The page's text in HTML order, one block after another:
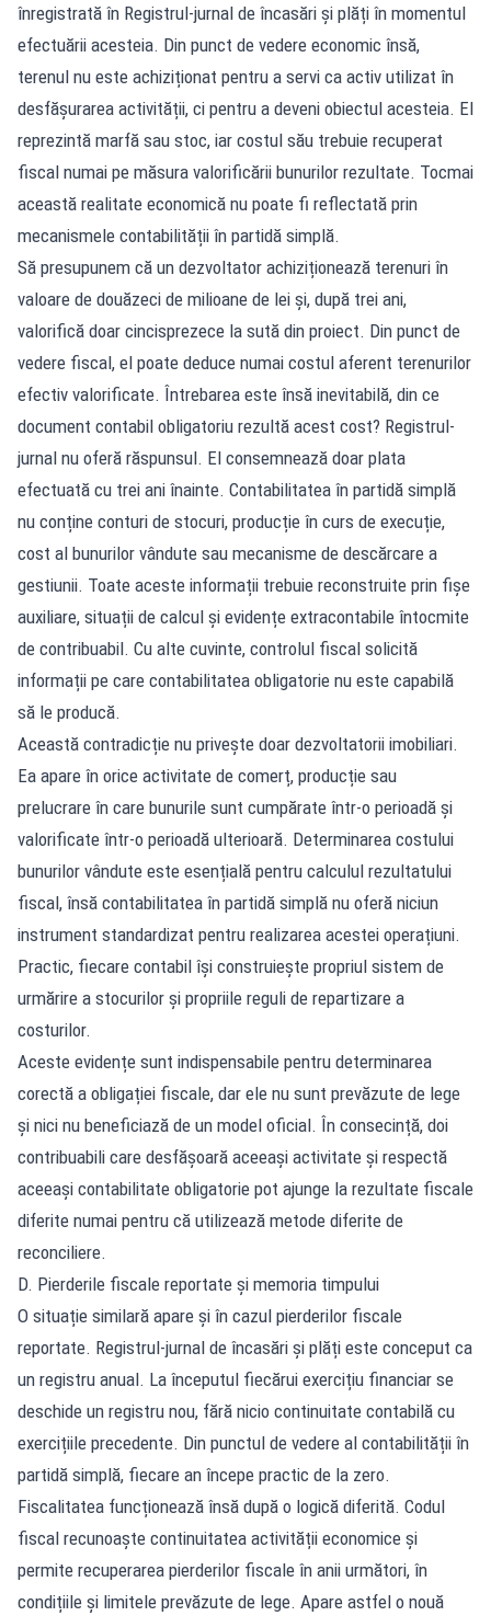
înregistrată în Registrul-jurnal de încasări și plăți în momentul
efectuării acesteia. Din punct de vedere economic însă,
terenul nu este achiziționat pentru a servi ca activ utilizat în
desfășurarea activității, ci pentru a deveni obiectul acesteia. El
reprezintă marfă sau stoc, iar costul său trebuie recuperat
fiscal numai pe măsura valorificării bunurilor rezultate. Tocmai
această realitate economică nu poate fi reflectată prin
mecanismele contabilității în partidă simplă.
Să presupunem că un dezvoltator achiziționează terenuri în
valoare de douăzeci de milioane de lei și, după trei ani,
valorifică doar cincisprezece la sută din proiect. Din punct de
vedere fiscal, el poate deduce numai costul aferent terenurilor
efectiv valorificate. Întrebarea este însă inevitabilă, din ce
document contabil obligatoriu rezultă acest cost? Registrul-
jurnal nu oferă răspunsul. El consemnează doar plata
efectuată cu trei ani înainte. Contabilitatea în partidă simplă
nu conține conturi de stocuri, producție în curs de execuție,
cost al bunurilor vândute sau mecanisme de descărcare a
gestiunii. Toate aceste informații trebuie reconstruite prin fișe
auxiliare, situații de calcul și evidențe extracontabile întocmite
de contribuabil. Cu alte cuvinte, controlul fiscal solicită
informații pe care contabilitatea obligatorie nu este capabilă
să le producă.
Această contradicție nu privește doar dezvoltatorii imobiliari.
Ea apare în orice activitate de comerț, producție sau
prelucrare în care bunurile sunt cumpărate într-o perioadă și
valorificate într-o perioadă ulterioară. Determinarea costului
bunurilor vândute este esențială pentru calculul rezultatului
fiscal, însă contabilitatea în partidă simplă nu oferă niciun
instrument standardizat pentru realizarea acestei operațiuni.
Practic, fiecare contabil își construiește propriul sistem de
urmărire a stocurilor și propriile reguli de repartizare a
costurilor.
Aceste evidențe sunt indispensabile pentru determinarea
corectă a obligației fiscale, dar ele nu sunt prevăzute de lege
și nici nu beneficiază de un model oficial. În consecință, doi
contribuabili care desfășoară aceeași activitate și respectă
aceeași contabilitate obligatorie pot ajunge la rezultate fiscale
diferite numai pentru că utilizează metode diferite de
reconciliere.
D. Pierderile fiscale reportate și memoria timpului
O situație similară apare și în cazul pierderilor fiscale
reportate. Registrul-jurnal de încasări și plăți este conceput ca
un registru anual. La începutul fiecărui exercițiu financiar se
deschide un registru nou, fără nicio continuitate contabilă cu
exercițiile precedente. Din punctul de vedere al contabilității în
partidă simplă, fiecare an începe practic de la zero.
Fiscalitatea funcționează însă după o logică diferită. Codul
fiscal recunoaște continuitatea activității economice și
permite recuperarea pierderilor fiscale în anii următori, în
condițiile și limitele prevăzute de lege. Apare astfel o nouă